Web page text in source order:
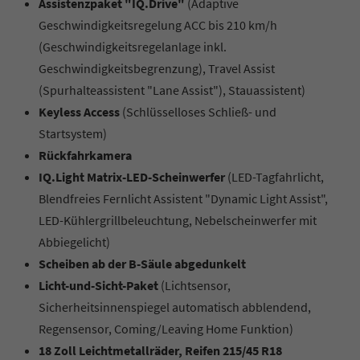
Geschwindigkeitsregelung ACC bis 210 km/h
(Geschwindigkeitsregelanlage inkl.
Geschwindigkeitsbegrenzung), Travel Assist
(Spurhalteassistent "Lane Assist"), Stauassistent)
Keyless Access (Schlüsselloses Schließ- und
Startsystem)
Rückfahrkamera
IQ.Light Matrix-LED-Scheinwerfer (LED-Tagfahrlicht,
Blendfreies Fernlicht Assistent "Dynamic Light Assist",
LED-Kühlergrillbeleuchtung, Nebelscheinwerfer mit
Abbiegelicht)
Scheiben ab der B-Säule abgedunkelt
Licht-und-Sicht-Paket (Lichtsensor,
Sicherheitsinnenspiegel automatisch abblendend,
Regensensor, Coming/Leaving Home Funktion)
18 Zoll Leichtmetallräder, Reifen 215/45 R18